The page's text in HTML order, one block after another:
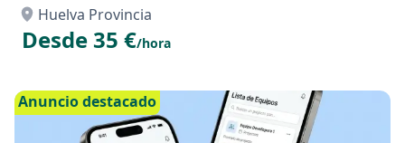
Huelva Provincia
Desde 35 €/hora
Anuncio destacado